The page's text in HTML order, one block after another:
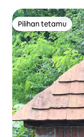
Pilihan tetamu
Pilihan tetamu